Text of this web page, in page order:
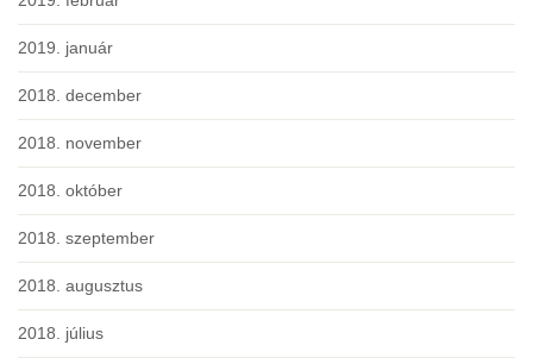
2019. január
2018. december
2018. november
2018. október
2018. szeptember
2018. augusztus
2018. július